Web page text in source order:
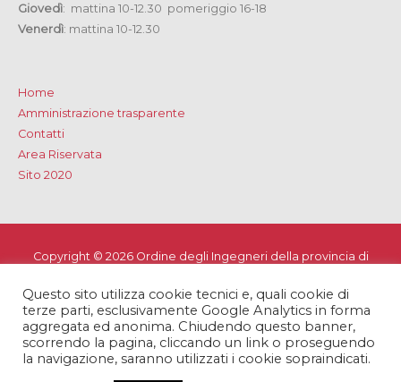
Giovedì: mattina 10-12.30 pomeriggio 16-18
Venerdì: mattina 10-12.30
Home
Amministrazione trasparente
Contatti
Area Riservata
Sito 2020
Copyright © 2026 Ordine degli Ingegneri della provincia di
Privacy e Cookie Policy-Note Legali -Dichiarazione di
accessibilità
Questo sito utilizza cookie tecnici e, quali cookie di
terze parti, esclusivamente Google Analytics in forma
aggregata ed anonima. Chiudendo questo banner,
scorrendo la pagina, cliccando un link o proseguendo
la navigazione, saranno utilizzati i cookie sopraindicati.